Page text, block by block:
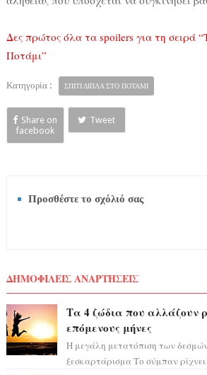
Δες πρώτος όλα τα spoilers για τη σειρά
Ποτάμι”
Κατηγορία : ΣΠΙΤΙ ΔΙΠΛΑ ΣΤΟ ΠΟΤΑΜΙ
Share on
facebook
Tweet
Προσθέστε το σχόλιό σας
ΔΗΜΟΦΙΛΕΙΣ ΑΝΑΡΤΗΣΕΙΣ
Τα 4 ζώδια που αλλάζουν
επόμενους μήνες
Η μεγάλη μετατόπιση των
ξεσκαρτάρισμα Το σύμπαν